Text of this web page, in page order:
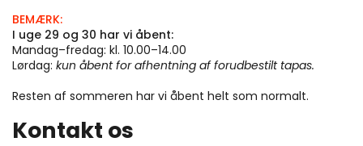
BEMÆRK:
I uge 29 og 30 har vi åbent:
Mandag–fredag: kl. 10.00–14.00
Lørdag: kun åbent for afhentning af forudbestilt tapas.
Resten af sommeren har vi åbent helt som normalt.
Kontakt os